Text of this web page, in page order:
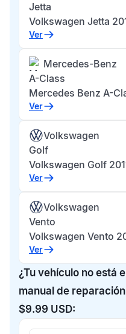
Jetta
Volkswagen Jetta
Ver
Mercedes-Benz
A-Class
Mercedes Benz A-
Ver
Volkswagen
Golf
Volkswagen Golf
Ver
Volkswagen
Vento
Volkswagen Vento
Ver
¿Tu vehículo no está
manual de
$9.99 USD: